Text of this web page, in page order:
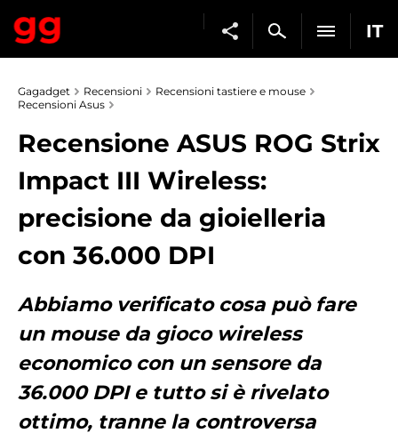
IT
Gagadget Recensioni
Recensioni tastiere e mouse
Recensioni Asus
Recensione ASUS ROG Strix
Impact III Wireless:
precisione da gioielleria
con 36.000 DPI
Abbiamo verificato cosa può fare
un mouse da gioco wireless
economico con un sensore da
36.000 DPI e tutto si è rivelato
ottimo, tranne la controversa